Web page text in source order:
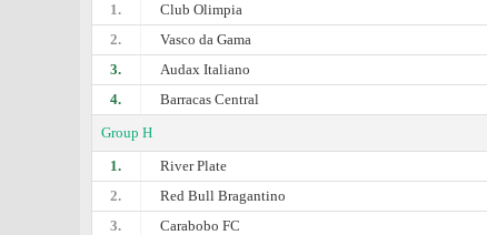
1.
Club Olimpia
2.
Vasco da Gama
3.
Audax Italiano
4.
Barracas Central
Group H
1.
River Plate
2.
Red Bull Bragantino
3.
Carabobo FC